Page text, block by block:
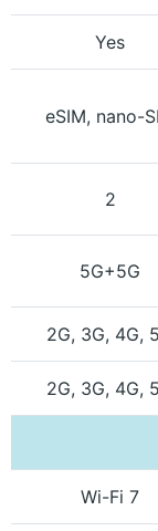
Yes
eSIM, nano-
2
5G+5G
2G, 3G, 4G,
2G, 3G, 4G,
Wi-Fi 7